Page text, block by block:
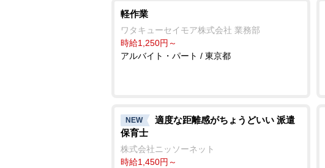
軽作業
ワタキューセイモア株式会社 業務部
時給1,250円～
アルバイト・パート / 東京都
NEW
適度な距離感がちょうどいい 派遣
保育士
株式会社ニッソーネット
時給1,450円～